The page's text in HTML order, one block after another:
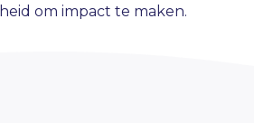
om impact te maken.